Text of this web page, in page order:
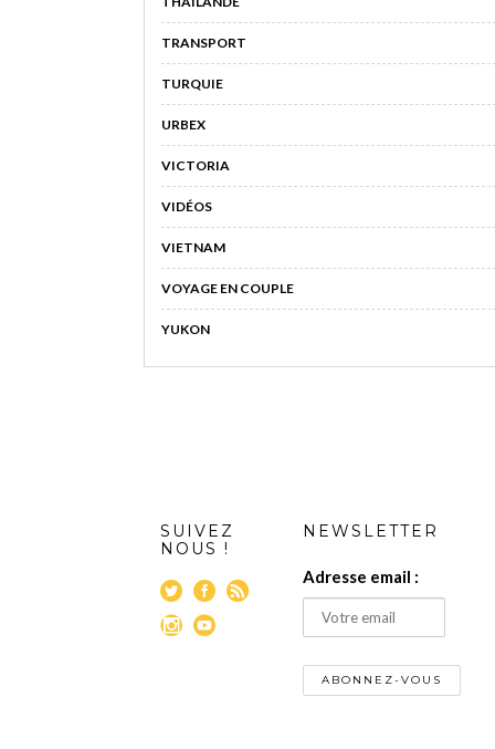
TRANSPORT
TURQUIE
URBEX
VICTORIA
VIDÉOS
VIETNAM
VOYAGE EN COUPLE
YUKON
SUIVEZ
NOUS !
NEWSLETTER
Adresse email :